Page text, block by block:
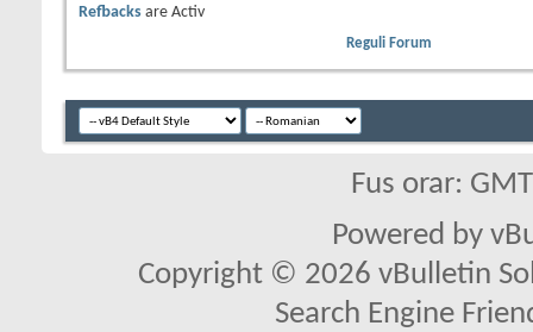
Refbacks are Activ
Reguli Forum
Fus orar:
Powered by
Copyright © 2026 vBulletin
Search Engine